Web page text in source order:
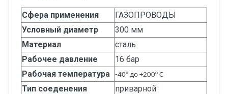
Сфера применения
ГАЗОПРОВОДЫ
Условный диаметр
300 мм
Материал
сталь
Рабочее давление
16 бар
Рабочая температура
-40° до +200° С
Тип соеденения
приварной